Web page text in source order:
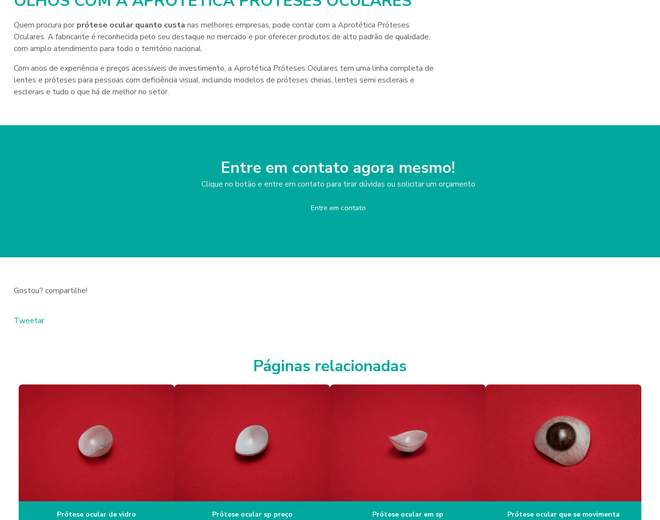
Quem procura por prótese ocular quanto custa nas melhores empresas, pode contar com a Aprotética Próteses
Oculares. A fabricante é reconhecida pelo seu destaque no mercado e por oferecer produtos de alto padrão de qualidade,
com amplo atendimento para todo o território nacional.
Com anos de experiência e preços acessíveis de investimento, a Aprotética Próteses Oculares tem uma linha completa de
lentes e próteses para pessoas com deficiência visual, incluindo modelos de próteses cheias, lentes semi esclerais e
esclerais e tudo o que há de melhor no setor.
Entre em contato agora mesmo!
Clique no botão e entre em contato para tirar dúvidas ou solicitar um orçamento
Entre em contato
Gostou? compartilhe!
Tweetar
Prótese ocular sp preço
Prótese ocular de vidro
Prótese de olhos em campinas
Páginas relacionadas
Prótese ocular de vidro Prótese ocular sp preço Prótese ocular em sp Prótese ocular que se movimenta